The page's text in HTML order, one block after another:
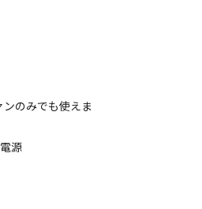
のみでも使えま
源